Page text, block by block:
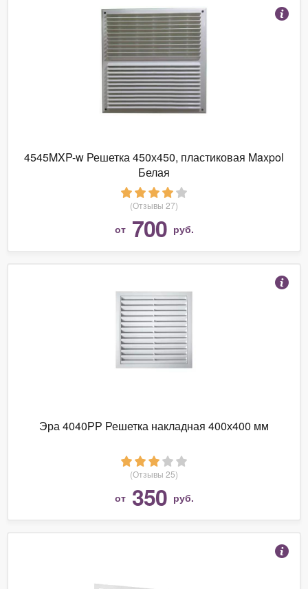
4545MXP-w Решетка 450х450, пластиковая Maxpol
Белая
(Отзывы 27)
от 700 руб.
Эра 4040РР Решетка накладная 400х400 мм
(Отзывы 25)
от 350 руб.